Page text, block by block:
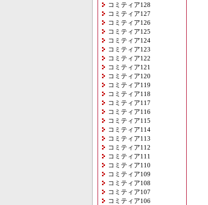
コミティア128
コミティア127
コミティア126
コミティア125
コミティア124
コミティア123
コミティア122
コミティア121
コミティア120
コミティア119
コミティア118
コミティア117
コミティア116
コミティア115
コミティア114
コミティア113
コミティア112
コミティア111
コミティア110
コミティア109
コミティア108
コミティア107
コミティア106